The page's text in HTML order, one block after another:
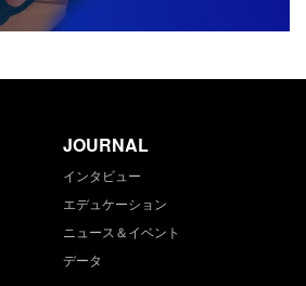
JOURNAL
インタビュー
エデュケーション
ニュース＆イベント
データ